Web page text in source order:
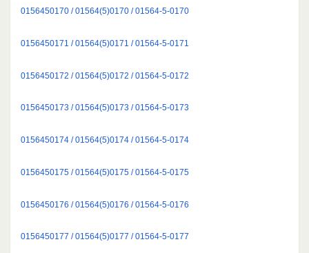
0156450170 / 01564(5)0170 / 01564-5-0170
0156450171 / 01564(5)0171 / 01564-5-0171
0156450172 / 01564(5)0172 / 01564-5-0172
0156450173 / 01564(5)0173 / 01564-5-0173
0156450174 / 01564(5)0174 / 01564-5-0174
0156450175 / 01564(5)0175 / 01564-5-0175
0156450176 / 01564(5)0176 / 01564-5-0176
0156450177 / 01564(5)0177 / 01564-5-0177